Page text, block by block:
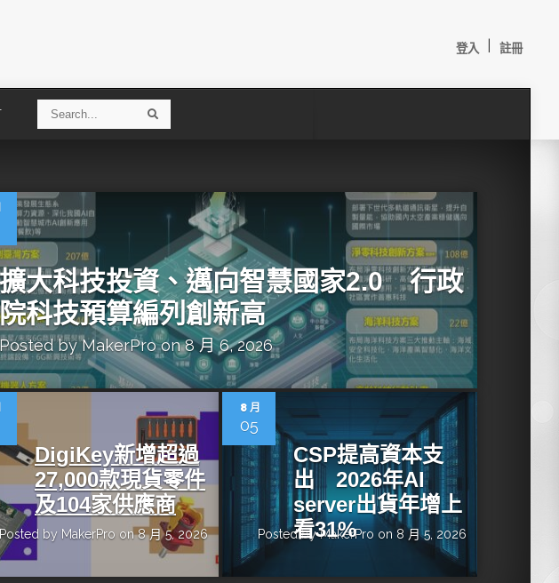
登入 註冊
動報導】Intel攜手生態系夥伴分享Edge AI機器
用部署實戰經驗
OpenVINO×ExecuTorch：解鎖英特爾架構AI PC模型
推論效能新境界
「公升級」Agentic AI方案比較：
Apple、NVIDIA、AMD
創客開發板AI加速晶片觀察
a
擴大科技投資、邁向智慧國家2.0 行政
院科技預算編列創新高
Posted byMakerProon 8 月 6, 2026
DigiKey新增超過
27,000款現貨零件
及104家供應商
Posted by MakerPro on 8 月 5, 2026
8 月
05
CSP提高資本支
出 2026年AI
server出貨年增上
看31%
Posted byMakerPro on 8 月 5, 2026